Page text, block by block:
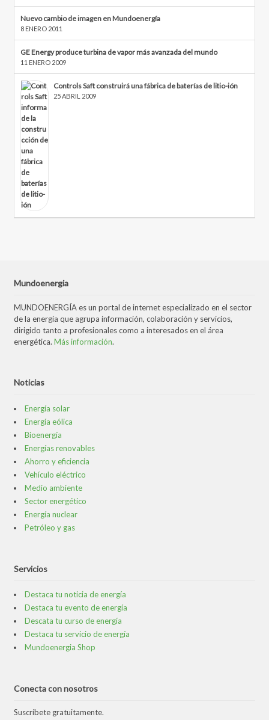
Nuevo cambio de imagen en Mundoenergía
8 ENERO 2011
GE Energy produce turbina de vapor más avanzada del mundo
11 ENERO 2009
Controls Saft construirá una fábrica de baterías de litio-ión
25 ABRIL 2009
Mundoenergia
MUNDOENERGÍA es un portal de internet especializado en el sector
de la energía que agrupa información, colaboración y servicios,
dirigido tanto a profesionales como a interesados en el área
energética. Más información.
Noticias
Energía solar
Energía eólica
Bioenergía
Energías renovables
Ahorro y eficiencia
Vehículo eléctrico
Medio ambiente
Sector energético
Energía nuclear
Petróleo y gas
Servicios
Destaca tu noticia de energía
Destaca tu evento de energía
Descata tu curso de energía
Destaca tu servicio de energía
Mundoenergia Shop
Conecta con nosotros
Suscríbete gratuitamente.